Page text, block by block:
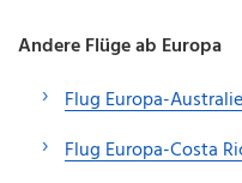
Andere Flüge ab Europa
Flug Europa-
Flug Europa-Costa